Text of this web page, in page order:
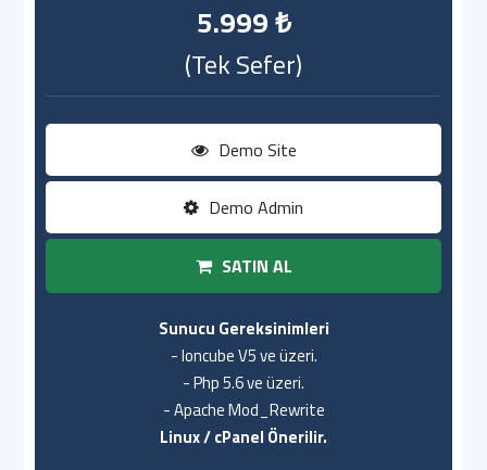
5.999 ₺
(Tek Sefer)
Demo Site
Demo Admin
SATIN AL
Sunucu Gereksinimleri
- Ioncube V5 ve üzeri.
- Php 5.6 ve üzeri.
- Apache Mod_Rewrite
Linux / cPanel Önerilir.